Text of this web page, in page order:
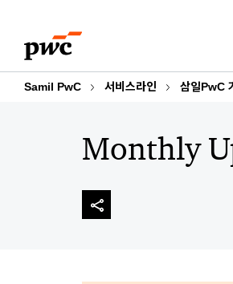
content
footer
Samil PwC 서비스라인 삼일PwC
Monthly